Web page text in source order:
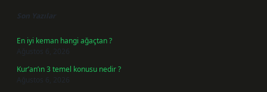
Son Yazılar
En iyi keman hangi ağaçtan ?
Ağustos 6, 2026
Kur’an’ın 3 temel konusu nedir ?
Ağustos 6, 2026